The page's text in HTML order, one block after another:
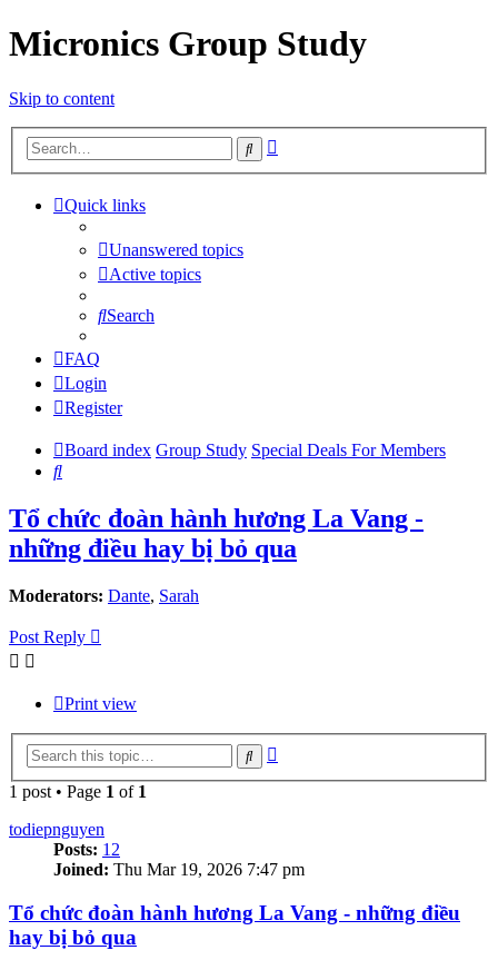
Micronics Group Study
Skip to content
Search
Quick links
Unanswered topics
Active topics
Search
FAQ
Login
Register
Board index Group Study Special Deals For Members
Search
Tổ chức đoàn hành hương La Vang -
những điều hay bị bỏ qua
Moderators: Dante, Sarah
Post Reply
Print view
Search
1 post • Page 1 of 1
todiepnguyen
Posts: 12
Joined: Thu Mar 19, 2026 7:47 pm
Tổ chức đoàn hành hương La Vang - những điều
hay bị bỏ qua